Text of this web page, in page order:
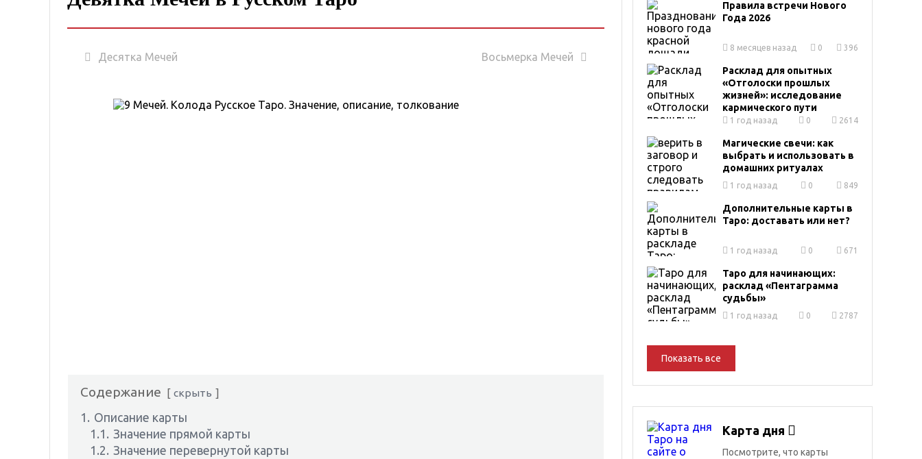
Десятка Мечей Восьмерка Мечей
Содержание скрыть
1. Описание карты
1.1. Значение прямой карты
1.2. Значение перевернутой карты
Правила встречи Нового
Года 2026
8 месяцев назад 0 396
Расклад для опытных
«Отголоски прошлых
жизней»: исследование
кармического пути
1 год назад 0 2614
Магические свечи: как
выбрать и использовать в
домашних ритуалах
1 год назад 0 849
Дополнительные карты в
Таро: доставать или нет?
1 год назад 0 671
Таро для начинающих:
расклад «Пентаграмма
судьбы»
1 год назад 0 2787
Показать все
Карта дня
Посмотрите, что карты